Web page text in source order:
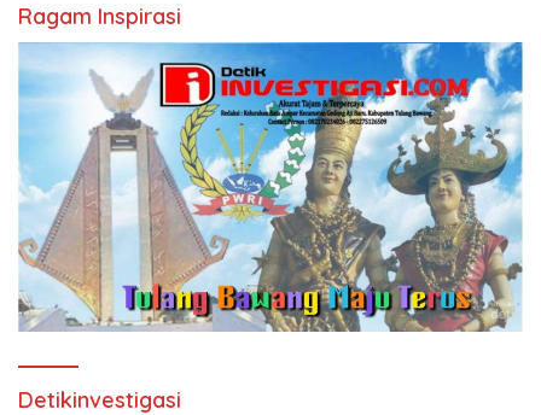
Ragam Inspirasi
Detikinvestigasi